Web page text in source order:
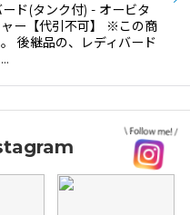
ド(タンク付) - オービタ
ー【代引不可】 ※この商
後継品の、レディバード